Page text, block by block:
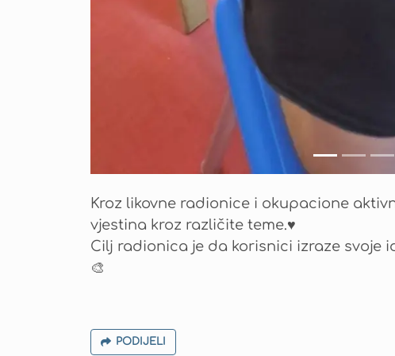
Kroz likovne radionice i okupacione
vjestina kroz različite teme.♥️
Cilj radionica je da korisnici izraze svoje
🎨
PODIJELI